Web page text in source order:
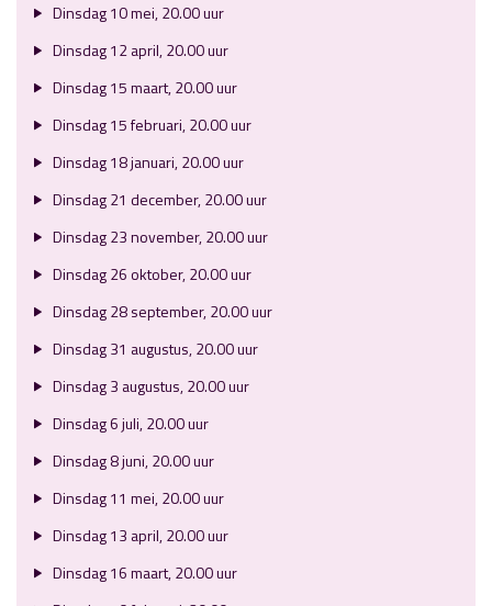
Dinsdag 10 mei, 20.00 uur
Dinsdag 12 april, 20.00 uur
Dinsdag 15 maart, 20.00 uur
Dinsdag 15 februari, 20.00 uur
Dinsdag 18 januari, 20.00 uur
Dinsdag 21 december, 20.00 uur
Dinsdag 23 november, 20.00 uur
Dinsdag 26 oktober, 20.00 uur
Dinsdag 28 september, 20.00 uur
Dinsdag 31 augustus, 20.00 uur
Dinsdag 3 augustus, 20.00 uur
Dinsdag 6 juli, 20.00 uur
Dinsdag 8 juni, 20.00 uur
Dinsdag 11 mei, 20.00 uur
Dinsdag 13 april, 20.00 uur
Dinsdag 16 maart, 20.00 uur